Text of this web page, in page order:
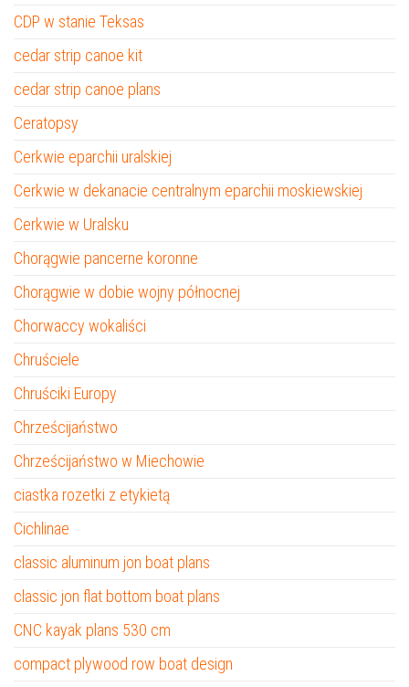
CDP w stanie Teksas
cedar strip canoe kit
cedar strip canoe plans
Ceratopsy
Cerkwie eparchii uralskiej
Cerkwie w dekanacie centralnym eparchii moskiewskiej
Cerkwie w Uralsku
Chorągwie pancerne koronne
Chorągwie w dobie wojny północnej
Chorwaccy wokaliści
Chruściele
Chruściki Europy
Chrześcijaństwo
Chrześcijaństwo w Miechowie
ciastka rozetki z etykietą
Cichlinae
classic aluminum jon boat plans
classic jon flat bottom boat plans
CNC kayak plans 530 cm
compact plywood row boat design